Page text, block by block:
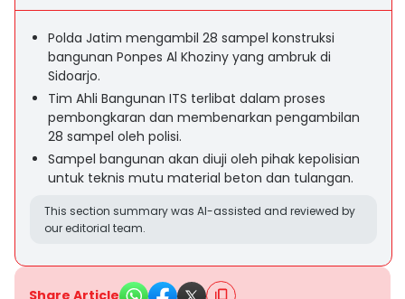
Polda Jatim mengambil 28 sampel konstruksi
bangunan Ponpes Al Khoziny yang ambruk di
Sidoarjo.
Tim Ahli Bangunan ITS terlibat dalam proses
pembongkaran dan membenarkan pengambilan
28 sampel oleh polisi.
Sampel bangunan akan diuji oleh pihak kepolisian
untuk teknis mutu material beton dan tulangan.
This section summary was AI-assisted and reviewed by
our editorial team.
Share Article